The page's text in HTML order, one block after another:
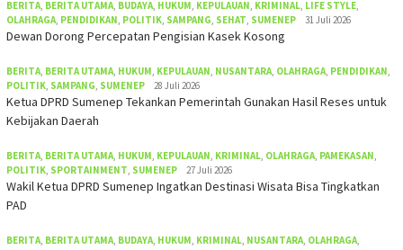
BERITA, BERITA UTAMA, BUDAYA, HUKUM, KEPULAUAN, KRIMINAL, LIFE STYLE,
OLAHRAGA, PENDIDIKAN, POLITIK, SAMPANG, SEHAT, SUMENEP 31 Juli 2026
Dewan Dorong Percepatan Pengisian Kasek Kosong
BERITA, BERITA UTAMA, HUKUM, KEPULAUAN, NUSANTARA, OLAHRAGA, PENDIDIKAN,
POLITIK, SAMPANG, SUMENEP 28 Juli 2026
Ketua DPRD Sumenep Tekankan Pemerintah Gunakan Hasil Reses untuk
Kebijakan Daerah
BERITA, BERITA UTAMA, HUKUM, KEPULAUAN, KRIMINAL, OLAHRAGA, PAMEKASAN,
POLITIK, SPORTAINMENT, SUMENEP 27 Juli 2026
Wakil Ketua DPRD Sumenep Ingatkan Destinasi Wisata Bisa Tingkatkan
PAD
BERITA, BERITA UTAMA, BUDAYA, HUKUM, KRIMINAL, NUSANTARA, OLAHRAGA,